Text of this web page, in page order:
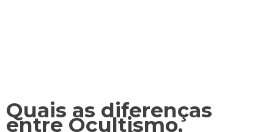
Quais as diferenças
entre Ocultismo,